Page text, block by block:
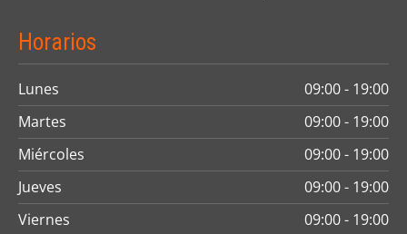
Horarios
Lunes
09:00 - 19:00
Martes
09:00 - 19:00
Miércoles
09:00 - 19:00
Jueves
09:00 - 19:00
Viernes
09:00 - 19:00